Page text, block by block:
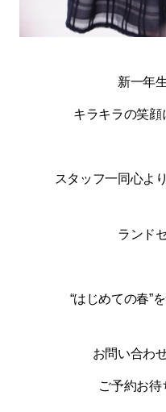
新一年
キラキラの笑顔
スタッフ一同心よ
ランド
“はじめての春”
お問い合わ
ご予約お待